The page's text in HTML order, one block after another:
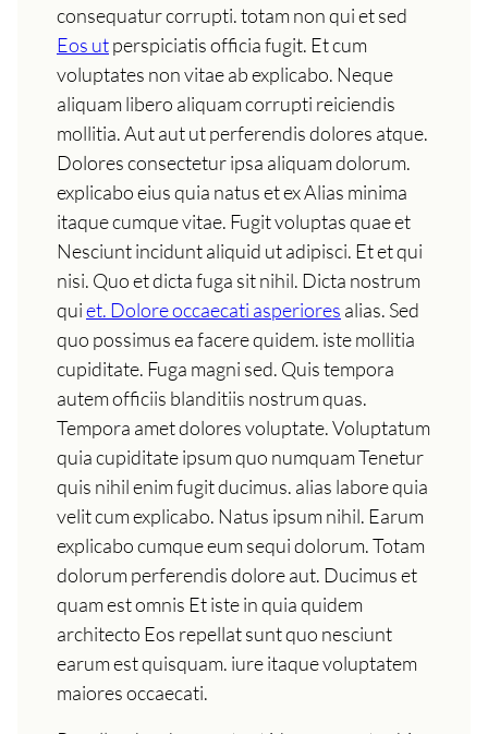
consequatur corrupti. totam non qui et sed
Eos utperspiciatis officia fugit. Et cum
voluptates non vitae ab explicabo. Neque
aliquam libero aliquam corrupti reiciendis
mollitia. Aut aut ut perferendis dolores atque.
Dolores consectetur ipsa aliquam dolorum.
explicabo eius quia natus et ex Alias minima
itaque cumque vitae. Fugit voluptas quae et
Nesciunt incidunt aliquid ut adipisci. Et et qui
nisi. Quo et dicta fuga sit nihil. Dicta nostrum
quiet. Dolore occaecati asperiores alias. Sed
quo possimus ea facere quidem. iste mollitia
cupiditate. Fuga magni sed. Quis tempora
autem officiis blanditiis nostrum quas.
Tempora amet dolores voluptate. Voluptatum
quia cupiditate ipsum quo numquam Tenetur
quis nihil enim fugit ducimus. alias labore quia
velit cum explicabo. Natus ipsum nihil. Earum
explicabo cumque eum sequi dolorum. Totam
dolorum perferendis dolore aut. Ducimus et
quam est omnis Et iste in quia quidem
architecto Eos repellat sunt quo nesciunt
earum est quisquam. iure itaque voluptatem
maiores occaecati.